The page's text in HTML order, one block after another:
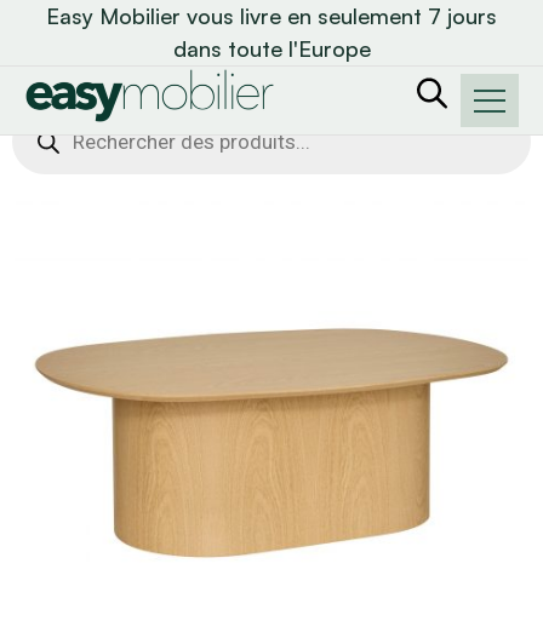
Easy Mobilier vous livre en seulement 7 jours
dans toute l'Europe
Recherche
de